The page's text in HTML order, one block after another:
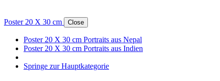
Poster 20 X 30 cm Close
Poster 20 X 30 cm Portraits aus Nepal
Poster 20 X 30 cm Portraits aus Indien
Springe zur Hauptkategorie